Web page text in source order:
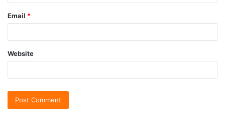
Email *
Website